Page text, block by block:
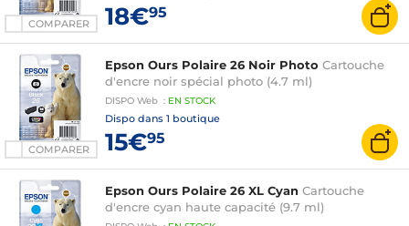
COMPARER 18€95
COMPARER
Epson Ours Polaire 26 Noir Photo Cartouche
d'encre noir spécial photo (4.7 ml)
DISPO Web : EN STOCK
Dispo dans 1 boutique
15€95
Epson Ours Polaire 26 XL Cyan Cartouche
d'encre cyan haute capacité (9.7 ml)